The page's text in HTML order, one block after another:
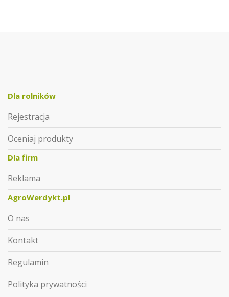
Dla rolników
Rejestracja
Oceniaj produkty
Dla firm
Reklama
AgroWerdykt.pl
O nas
Kontakt
Regulamin
Polityka prywatności